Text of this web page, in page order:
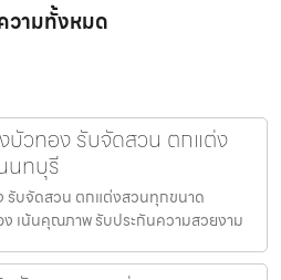
วามทั้งหมด
วทอง รับจัดสวน ตกแต่ง
นทบุรี
บจัดสวน ตกแต่งสวนทุกขนาด
เน้นคุณภาพ รับประกันความสวยงาม